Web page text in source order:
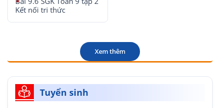
Kết nối tri thức
Xem thêm
Tuyển sinh